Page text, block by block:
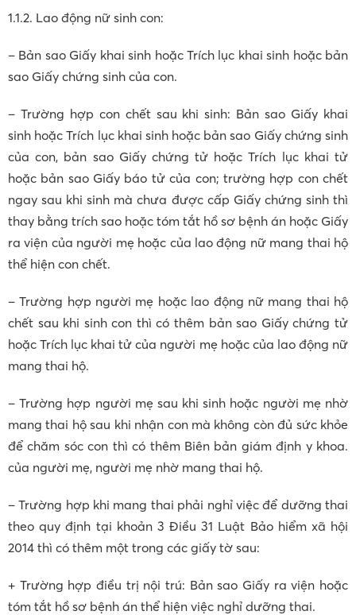
1.1.2. Lao động nữ sinh con:
– Bản sao Giấy khai sinh hoặc Trích lục khai sinh hoặc bản
sao Giấy chứng sinh của con.
– Trường hợp con chết sau khi sinh: Bản sao Giấy khai
sinh hoặc Trích lục khai sinh hoặc bản sao Giấy chứng sinh
của con, bản sao Giấy chứng tử hoặc Trích lục khai tử
hoặc bản sao Giấy báo tử của con; trường hợp con chết
ngay sau khi sinh mà chưa được cấp Giấy chứng sinh thì
thay bằng trích sao hoặc tóm tắt hồ sơ bệnh án hoặc Giấy
ra viện của người mẹ hoặc của lao động nữ mang thai hộ
thể hiện con chết.
– Trường hợp người mẹ hoặc lao động nữ mang thai hộ
chết sau khi sinh con thì có thêm bản sao Giấy chứng tử
hoặc Trích lục khai tử của người mẹ hoặc của lao động nữ
mang thai hộ.
– Trường hợp người mẹ sau khi sinh hoặc người mẹ nhờ
mang thai hộ sau khi nhận con mà không còn đủ sức khỏe
để chăm sóc con thì có thêm Biên bản giám định y khoa.
của người mẹ, người mẹ nhờ mang thai hộ.
– Trường hợp khi mang thai phải nghỉ việc để dưỡng thai
theo quy định tại khoản 3 Điều 31 Luật Bảo hiểm xã hội
2014 thì có thêm một trong các giấy tờ sau:
+ Trường hợp điều trị nội trú: Bản sao Giấy ra viện hoặc
tóm tắt hồ sơ bệnh án thể hiện việc nghỉ dưỡng thai.